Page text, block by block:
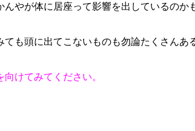
やが体に居座って影響を出しているのか
も頭に出てこないものも勿論たくさんあ
けてみてください。